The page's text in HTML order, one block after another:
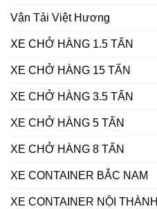
Vận Tải Việt Hương
XE CHỞ HÀNG 1.5 TẤN
XE CHỞ HÀNG 15 TẤN
XE CHỞ HÀNG 3.5 TẤN
XE CHỞ HÀNG 5 TẤN
XE CHỞ HÀNG 8 TẤN
XE CONTAINER BẮC NAM
XE CONTAINER NỘI THÀNH